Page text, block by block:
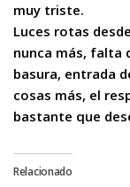
muy triste.
Luces rotas
nunca más, falta
basura, entrada
cosas más, el
bastante que
Relacionado